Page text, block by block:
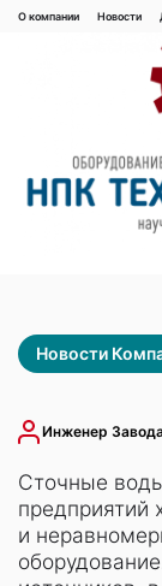
Перейти
Новости
Инженер
Сточные
предприятий
и
О компании Новости